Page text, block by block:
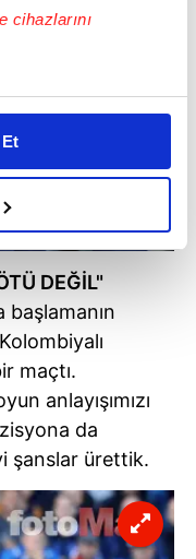
cihazlarını
özel
Bunu yaparken
deneyimi sunmak
adına
ve bu noktada,
noktasında tek gelir
isteriz.
izin vermedikleri
için İnternet
ait çerezler
çeşitli kişisel
çerezler bilgi
DEĞİL"
başlamanın
maçtı.
anlayışımızı
da
şanslar ürettik.